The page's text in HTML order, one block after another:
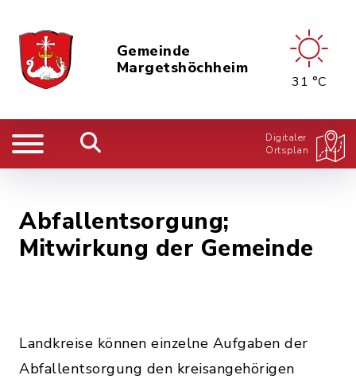
Gemeinde
Margetshöchheim
31 °C
Digitaler
Ortsplan
Abfallentsorgung;
Mitwirkung der Gemeinde
Landkreise können einzelne Aufgaben der
Abfallentsorgung den kreisangehörigen